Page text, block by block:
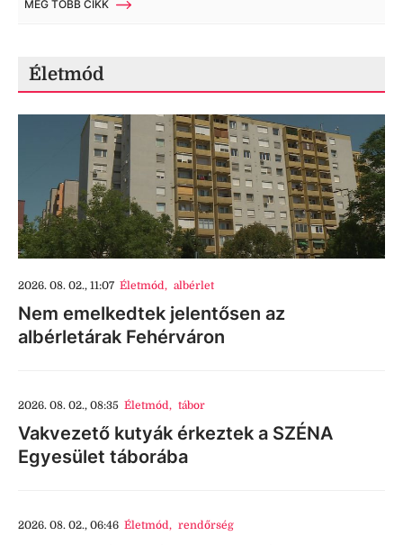
MÉG TÖBB CIKK
Életmód
2026. 08. 02., 11:07 Életmód, albérlet
Nem emelkedtek jelentősen az
albérletárak Fehérváron
2026. 08. 02., 08:35 Életmód, tábor
Vakvezető kutyák érkeztek a SZÉNA
Egyesület táborába
2026. 08. 02., 06:46 Életmód, rendőrség